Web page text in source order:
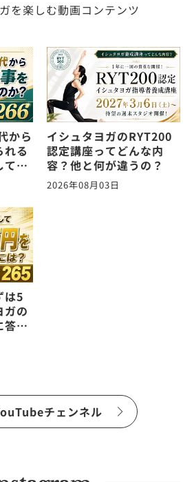
を楽しむ動画コンテンツ
から
れる
てみ
る
イシュタヨガのRYT200
認定講座ってどんな内
容？他と何が違うの？
2026年08月03日
は5
ガの
答え
チェンネル